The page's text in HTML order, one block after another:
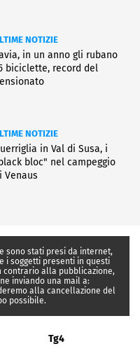
NOTIZIE
in un anno gli rubano
biciclette, record del
NOTIZIE
in Val di Susa, i
bloc" nel campeggio
Venaus
sono stati presi da internet,
i soggetti presenti in questi
contrario alla pubblicazione,
inviando una mail a:
alla cancellazione del
possibile.
Tg4